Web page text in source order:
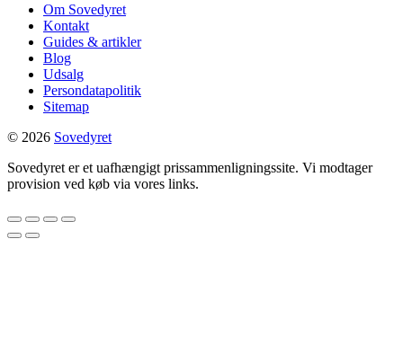
Om Sovedyret
Kontakt
Guides & artikler
Blog
Udsalg
Persondatapolitik
Sitemap
© 2026 Sovedyret
Sovedyret er et uafhængigt prissammenligningssite. Vi modtager
provision ved køb via vores links.